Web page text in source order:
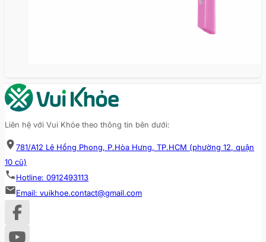
Liên hệ với Vui Khỏe theo thông tin bên dưới:
781/A12 Lê Hồng Phong, P.Hòa Hưng, TP.HCM (phường 12, quận
10 cũ)
Hotline: 0912493113
Email: vuikhoe.contact@gmail.com